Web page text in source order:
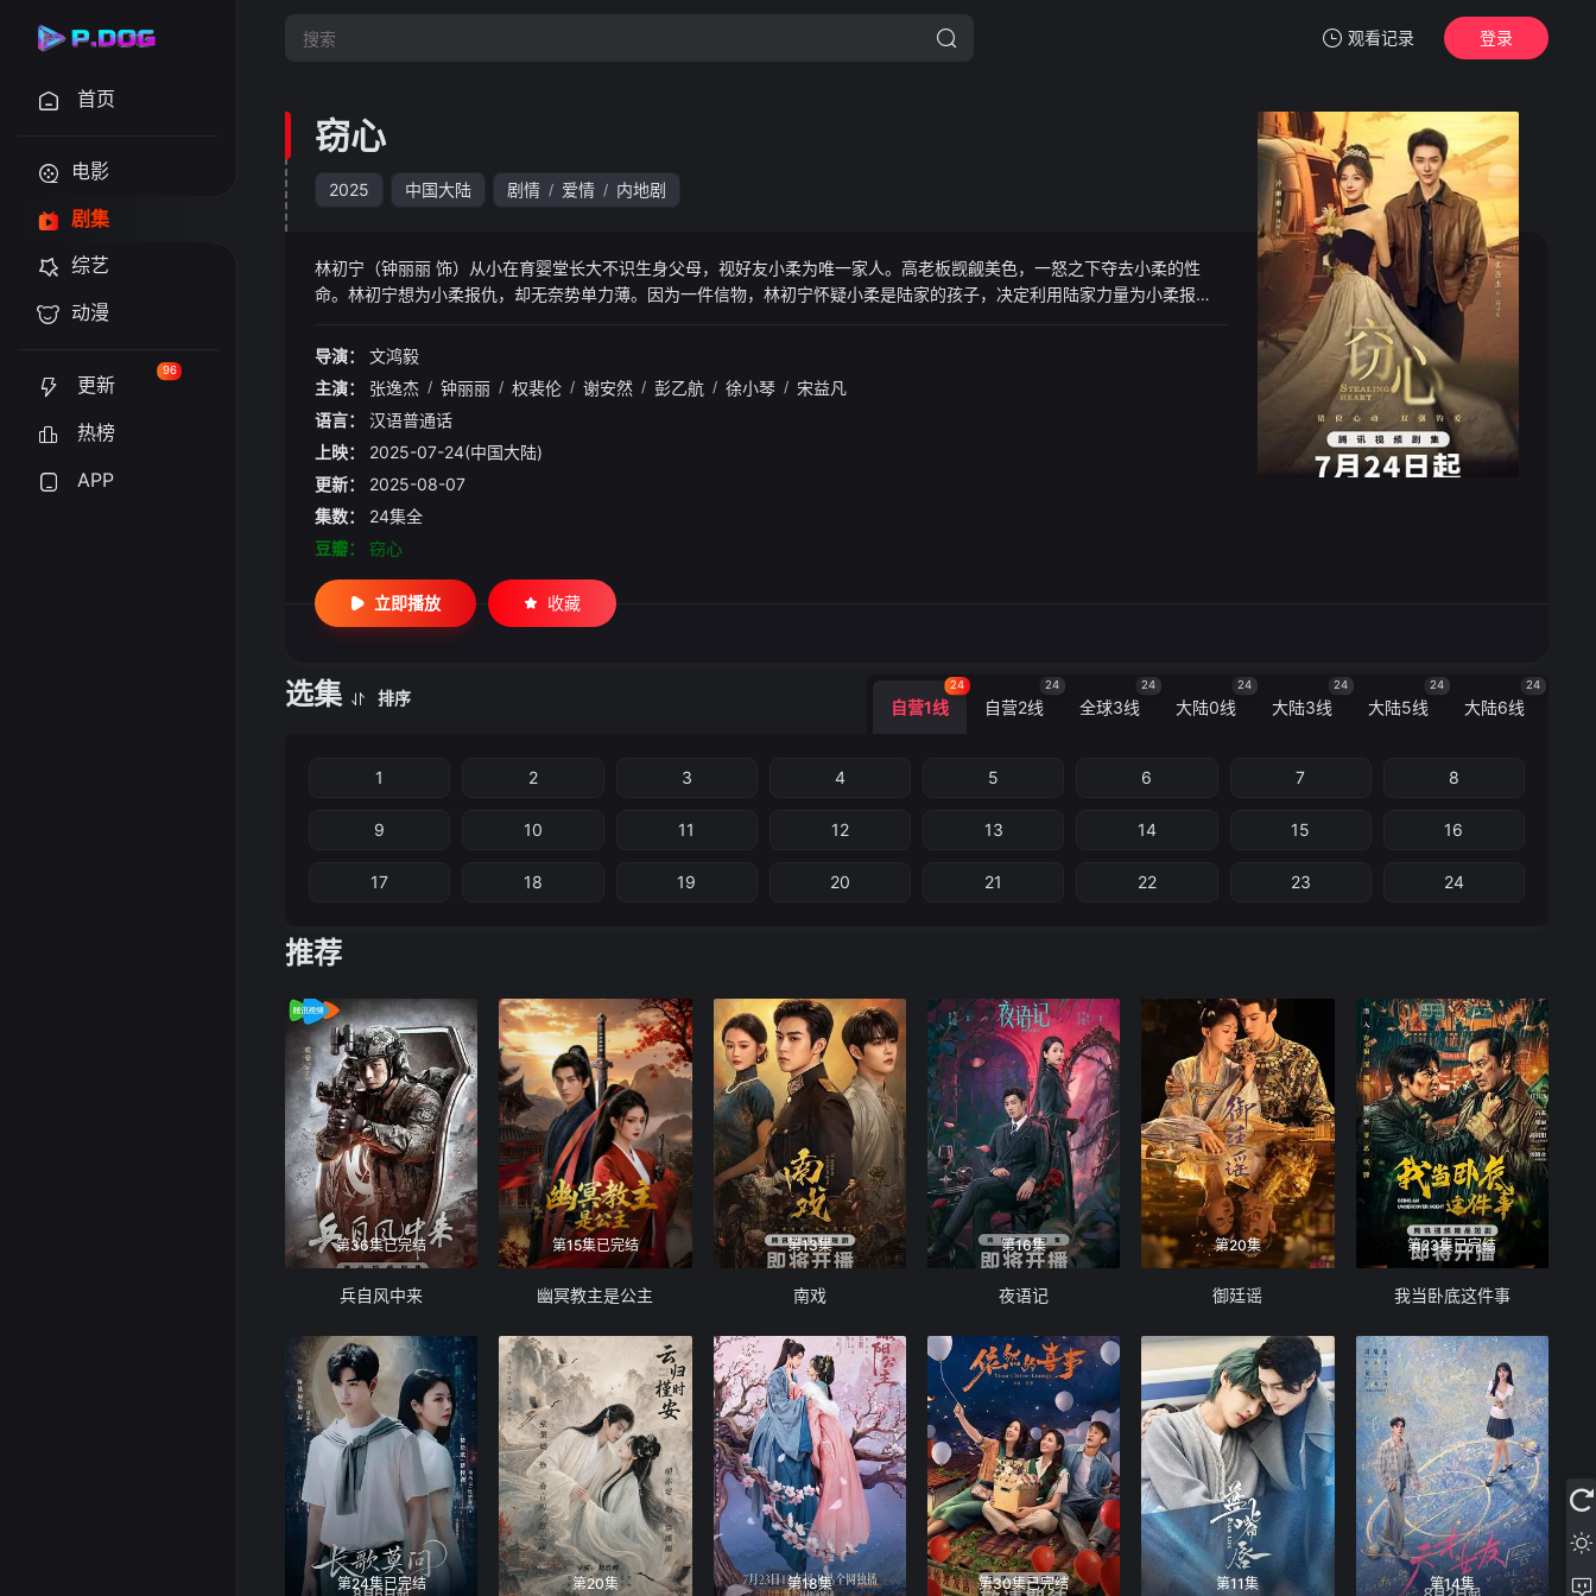
观看记录
暂无观看影片的记录
登录
首页
电影
剧集
综艺
动漫
更新
96
热榜
APP
窃心
2025 中国大陆 剧情 / 爱情 / 内地剧
林初宁（钟丽丽 饰）从小在育婴堂长大不识生身父母，视好友小柔为唯一家人。高老板觊觎美色，一怒之下夺去小柔的性
命。林初宁想为小柔报仇，却无奈势单力薄。因为一件信物，林初宁怀疑小柔是陆家的孩子，决定利用陆家力量为小柔报
的挡箭牌，于是两人一拍即合，开启了各怀鬼胎的恋爱。不料林初宁在陆家宴会上拿出信物当众认亲，成为了陆司宴的姐
导演：
文鸿毅
主演：
张逸杰 / 钟丽丽 / 权裴伦 / 谢安然 / 彭乙航 / 徐小琴 / 宋益凡
语言：
汉语普通话
上映：
2025-07-24(中国大陆)
更新：
2025-08-07
集数：
24集全
豆瓣：
窃心
立即播放 收藏
选集 排序 自营1线
24
自营2线
24
全球3线
24
大陆0线
24
大陆3线
24
大陆5线
24
大陆6线
24
1 2 3 4 5 6 7 8
9 10 11 12 13 14 15 16
17 18 19 20 21 22 23 24
推荐
第36集已完结
兵自风中来
第15集已完结
幽冥教主是公主
第13集
南戏
第16集
夜语记
第20集
御廷谣
第23集已完结
我当卧底这件事
第24集已完结 第20集 第18集 第30集已完结 第11集 第14集